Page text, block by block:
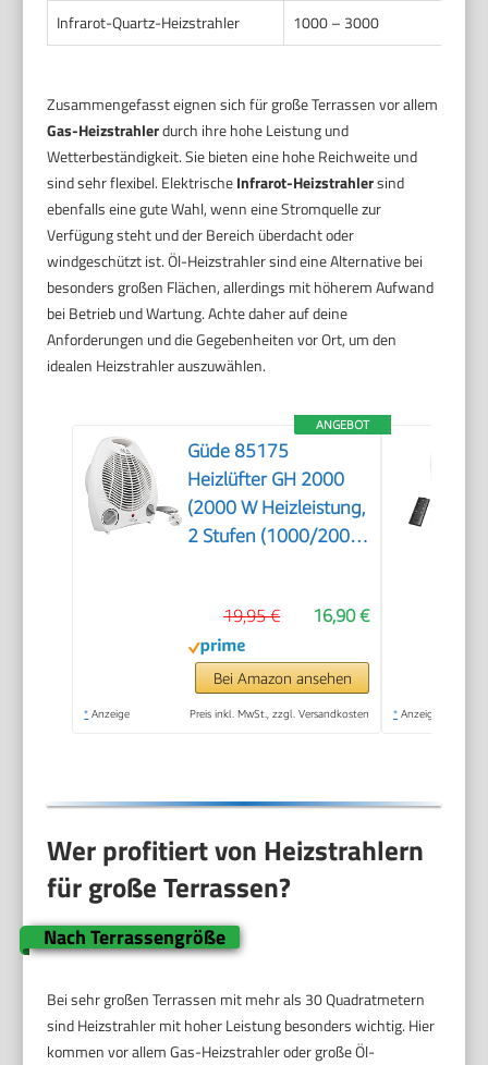
Infrarot-Quartz-Heizstrahler
1000 – 3000
Zusammengefasst eignen sich für große Terrassen vor allem
Gas-Heizstrahlerdurch ihre hohe Leistung und
Wetterbeständigkeit. Sie bieten eine hohe Reichweite und
sind sehr flexibel. ElektrischeInfrarot-Heizstrahlersind
ebenfalls eine gute Wahl, wenn eine Stromquelle zur
Verfügung steht und der Bereich überdacht oder
windgeschützt ist. Öl-Heizstrahler sind eine Alternative bei
besonders großen Flächen, allerdings mit höherem Aufwand
bei Betrieb und Wartung. Achte daher auf deine
Anforderungen und die Gegebenheiten vor Ort, um den
idealen Heizstrahler auszuwählen.
ANGEBOT
Güde 85175
Heizlüfter GH 2000
(2000 W Heizleistung,
2 Stufen (1000/2000
Gebläseleistung 75
m³/h, stufenloser
Thermostat,
Überhitzungs- &
16,90 €
19,95 €
Bei Amazon ansehen
* Anzeige Preis inkl. MwSt., zzgl. Versandkosten * Anzeige
Wer profitiert von Heizstrahlern
für große Terrassen?
Nach Terrassengröße
Bei sehr großen Terrassen mit mehr als 30 Quadratmetern
sind Heizstrahler mit hoher Leistung besonders wichtig. Hier
kommen vor allem Gas-Heizstrahler oder große Öl-